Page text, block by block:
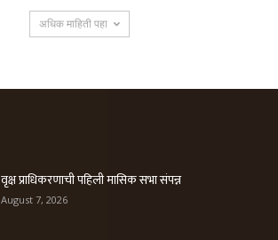
अधिक माहिती पहा
वृक्ष प्राधिकरणाची पहिली मासिक सभा संपन्न
August 7, 2026